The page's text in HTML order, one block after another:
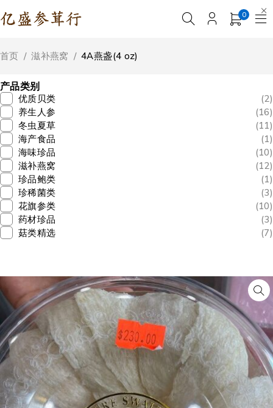
0
首页 / 滋补燕窝 / 4A燕盏(4 oz)
产品类别
优质贝类
(2)
养生人参
(16)
冬虫夏草
(11)
海产食品
(1)
海味珍品
(10)
滋补燕窝
(12)
珍品鲍类
(1)
珍稀菌类
(3)
花旗参类
(10)
药材珍品
(3)
菇类精选
(7)